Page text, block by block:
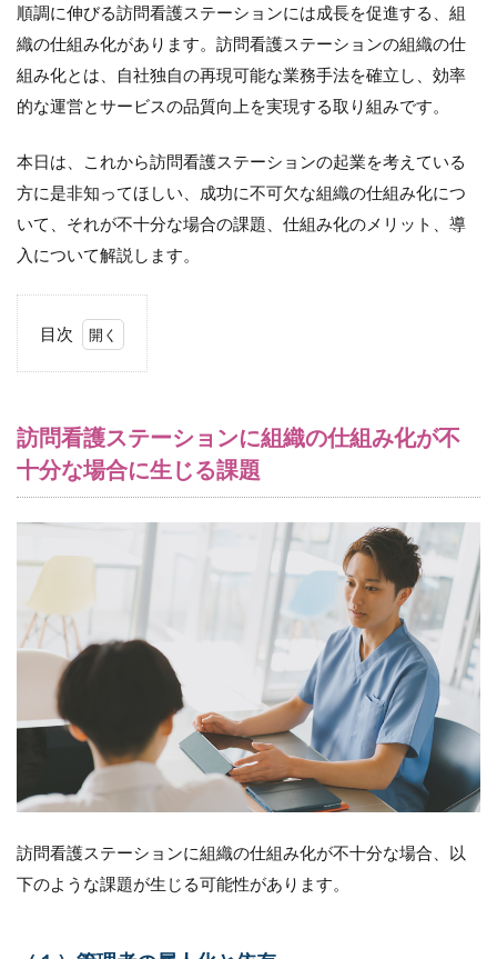
順調に伸びる訪問看護ステーションには成長を促進する、組
織の仕組み化があります。訪問看護ステーションの組織の仕
組み化とは、自社独自の再現可能な業務手法を確立し、効率
的な運営とサービスの品質向上を実現する取り組みです。
本日は、これから訪問看護ステーションの起業を考えている
方に是非知ってほしい、成功に不可欠な組織の仕組み化につ
いて、それが不十分な場合の課題、仕組み化のメリット、導
入について解説します。
目次
看
護
ス
ョ
ン
組
織
の
み
十
な
合
訪問看護ステーションに組織の仕組み化が不
十分な場合に生じる課題
訪問看護ステーションに組織の仕組み化が不十分な場合、以
下のような課題が生じる可能性があります。